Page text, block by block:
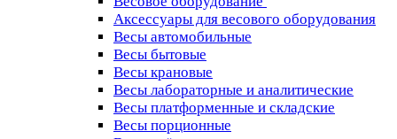
Аксессуары для весового оборудования
Весы автомобильные
Весы бытовые
Весы крановые
Весы лабораторные и аналитические
Весы платформенные и складские
Весы порционные